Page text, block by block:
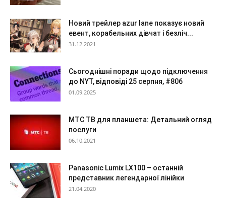
Новий трейлер azur lane показує новий
евент, корабельних дівчат і безліч...
31.12.2021
Сьогоднішні поради щодо підключення
до NYT, відповіді 25 серпня, #806
01.09.2025
МТС ТВ для планшета: Детальний огляд
послуги
06.10.2021
Panasonic Lumix LX100 – останній
представник легендарної лінійки
21.04.2020